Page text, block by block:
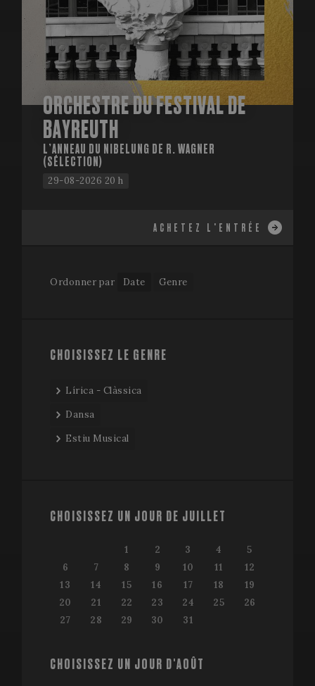
Ordonner par Date Genre
CHOISISSEZ LE GENRE
Lírica - Clàssica
Dansa
Estiu Musical
CHOISISSEZ UN JOUR DE JUILLET
1 2 3 4
5
6
7 8 9 10 11
12
13
14 15 16 17 18
19
20
21 22 23 24 25
26
27
28 29 30 31
CHOISISSEZ UN JOUR D'AOÛT
ORCHESTRE DU FESTIVAL DE
BAYREUTH
L’ANNEAU DU NIBELUNG DE R. WAGNER
(SÉLECTION)
29-08-2026 20 h
ACHETEZ L'ENTRÉE